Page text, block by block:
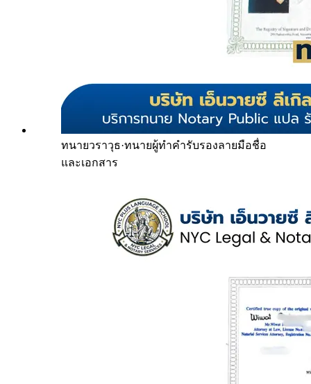
ทนายวราวุธ·ทนายผู้ทำคำรับรองลายมือชื่อ
และเอกสาร